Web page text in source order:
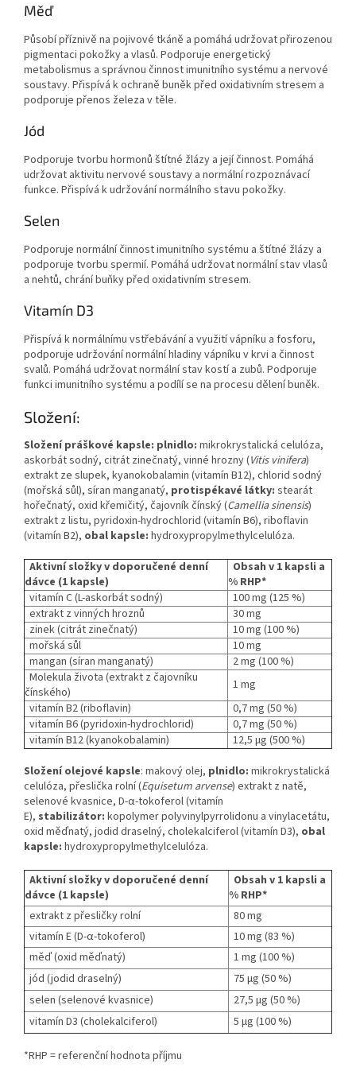
Měď
Působí příznivě na pojivové tkáně a pomáhá udržovat přirozenou
pigmentaci pokožky a vlasů. Podporuje energetický
metabolismus a správnou činnost imunitního systému a nervové
soustavy. Přispívá k ochraně buněk před oxidativním stresem a
podporuje přenos železa v těle.
Jód
Podporuje tvorbu hormonů štítné žlázy a její činnost. Pomáhá
udržovat aktivitu nervové soustavy a normální rozpoznávací
funkce. Přispívá k udržování normálního stavu pokožky.
Selen
Podporuje normální činnost imunitního systému a štítné žlázy a
podporuje tvorbu spermií. Pomáhá udržovat normální stav vlasů
a nehtů, chrání buňky před oxidativním stresem.
Vitamín D3
Přispívá k normálnímu vstřebávání a využití vápníku a fosforu,
podporuje udržování normální hladiny vápníku v krvi a činnost
svalů. Pomáhá udržovat normální stav kostí a zubů. Podporuje
funkci imunitního systému a podílí se na procesu dělení buněk.
Složení:
Složení práškové kapsle: plnidlo: mikrokrystalická celulóza,
askorbát sodný, citrát zinečnatý, vinné hrozny (Vitis vinifera)
extrakt ze slupek, kyanokobalamin (vitamín B12), chlorid sodný
(mořská sůl), síran manganatý, protispékavé látky: stearát
hořečnatý, oxid křemičitý, čajovník čínský (Camellia sinensis)
extrakt z listu, pyridoxin‑hydrochlorid (vitamín B6), riboflavin
(vitamín B2), obal kapsle: hydroxypropylmethylcelulóza.
Aktivní složky v doporučené denní
dávce (1 kapsle)
Obsah v 1 kapsli a
% RHP*
vitamín C (L-askorbát sodný)
100 mg (125 %)
extrakt z vinných hroznů
30 mg
zinek (citrát zinečnatý)
10 mg (100 %)
mořská sůl
10 mg
mangan (síran manganatý)
2 mg (100 %)
Molekula života (extrakt z čajovníku
čínského)
1 mg
vitamín B2 (riboflavin)
0,7 mg (50 %)
vitamín B6 (pyridoxin-hydrochlorid)
0,7 mg (50 %)
vitamín B12 (kyanokobalamin)
12,5 μg (500 %)
Složení olejové kapsle: makový olej, plnidlo: mikrokrystalická
celulóza, přeslička rolní (Equisetum arvense) extrakt z natě,
selenové kvasnice, D-α-tokoferol (vitamín
E), stabilizátor: kopolymer polyvinylpyrrolidonu a vinylacetátu,
oxid měďnatý, jodid draselný, cholekalciferol (vitamín D3), obal
kapsle: hydroxypropylmethylcelulóza.
Aktivní složky v doporučené denní
dávce (1 kapsle)
Obsah v 1 kapsli a
% RHP*
extrakt z přesličky rolní
80 mg
vitamín E (D-α-tokoferol)
10 mg (83 %)
měď (oxid měďnatý)
1 mg (100 %)
jód (jodid draselný)
75 μg (50 %)
selen (selenové kvasnice)
27,5 μg (50 %)
vitamín D3 (cholekalciferol)
5 μg (100 %)
*RHP = referenční hodnota příjmu